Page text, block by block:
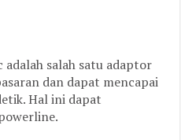
adalah salah satu adaptor
dan dapat mencapai
Hal ini dapat